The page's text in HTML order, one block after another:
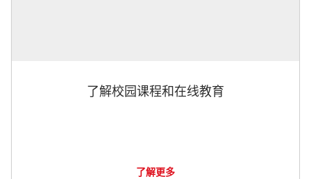
了解校园课程和在线教育
了解更多